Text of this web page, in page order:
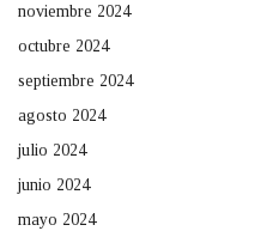
noviembre 2024
octubre 2024
septiembre 2024
agosto 2024
julio 2024
junio 2024
mayo 2024